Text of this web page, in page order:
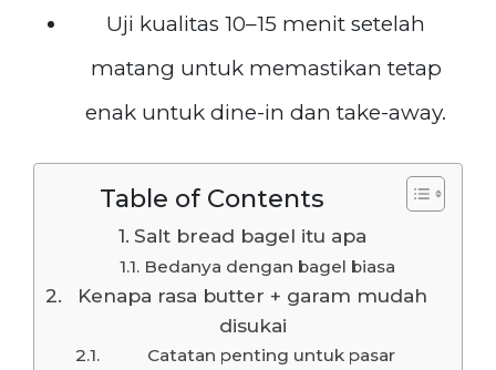
Uji kualitas 10–15 menit setelah
matang untuk memastikan tetap
enak untuk dine-in dan take-away.
Table of Contents
Salt bread bagel itu apa
Bedanya dengan bagel biasa
Kenapa rasa butter + garam mudah
disukai
Catatan penting untuk pasar